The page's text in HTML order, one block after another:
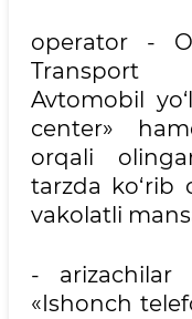
operator -
Transport
Avtomobil
center»
orqali
tarzda ko‘rib
vakolatli
- arizachilar
«Ishonch